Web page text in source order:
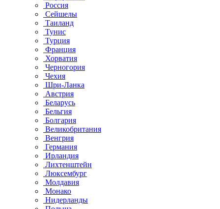
Россия
Сейшелы
Таиланд
Тунис
Турция
Франция
Хорватия
Черногория
Чехия
Шри-Ланка
Австрия
Беларусь
Бельгия
Болгария
Великобритания
Венгрия
Германия
Ирландия
Лихтенштейн
Люксембург
Молдавия
Монако
Нидерланды